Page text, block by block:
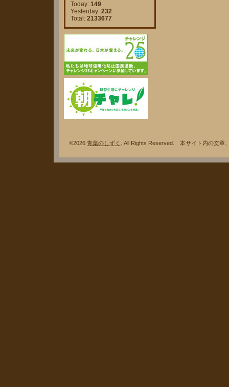
Today: 149
Yesterday: 232
Total: 2133677
©2026 青葉のしずく . All Rights Reserved. 本サイト内の文章